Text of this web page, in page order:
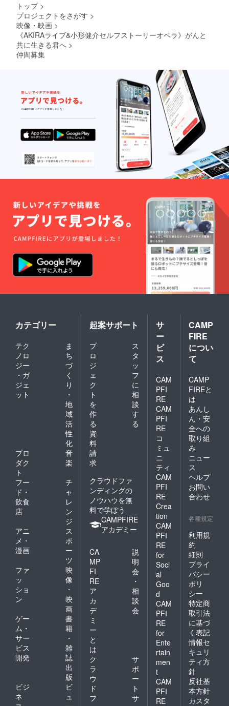
トップ >
プロジェクトをさがす >
映像・映画 >
《AKIRAライブ&小形健介セルフストーリーオペラ》がんと
共に生きる君へ >
仲間募集
カテゴリー
テク
ノロ
ジー
・ガ
ジェ
ット
ま
ち
づ
く
り
・
地
域
活
性
化
プロ
ダク
ト
音
楽
フー
ド・
飲食
店
チ
ャ
レ
ン
ジ
アニ
メ・
漫画
ス
ポ
ー
ツ
ファ
ッ
ショ
ン
映
像
・
映
画
ゲー
ム・
サー
ビス
開発
書
籍
・
雑
誌
出
版
ビジ
ネ
ビ
ュ
起案サポート
プ
ロ
ジ
ェ
ク
ト
を
作
る
ス
タ
ッ
フ
に
相
談
す
る
資
料
請
求
クラウドファ
ンディングの
ノウハウを無
料で学ぼう
CAMPFIRE
アカデミー
CA
MP
FI
RE
ア
カ
デ
ミ
ー
と
は
説
明
会
・
相
談
会
ク
ラ
ウ
ド
フ
サ
ポ
ー
ト
サ
サ
ー
ビ
ス
CAM
PFI
RE
CAM
PFI
RE
コ
ミュ
ニ
ティ
CAM
PFI
RE
Crea
tion
CAM
PFI
RE
for
Soci
al
Goo
d
CAM
PFI
RE
for
Ente
rtain
men
t
CAM
PFI
RE
CAMP
FIRE
につい
て
CAMP
FIREと
は
あんし
ん・安
全への
取り組
み
ニュー
ス
ヘルプ
お問い
合わせ
各種規定
利用規
約
細則
プライ
バシー
ポリ
シー
特定商
取引法
に基づ
く表記
情報セ
キュリ
ティ方
針
反社基
本方針
カスタ